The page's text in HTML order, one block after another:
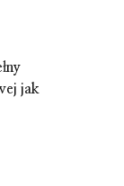
jak